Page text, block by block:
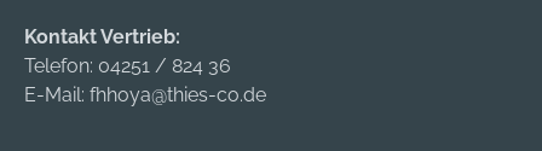
Kontakt Vertrieb:
Telefon: 04251 / 824 36
E-Mail: fhhoya@thies-co.de